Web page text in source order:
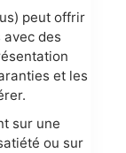
peut offrir
des
et les
sur une
ou sur